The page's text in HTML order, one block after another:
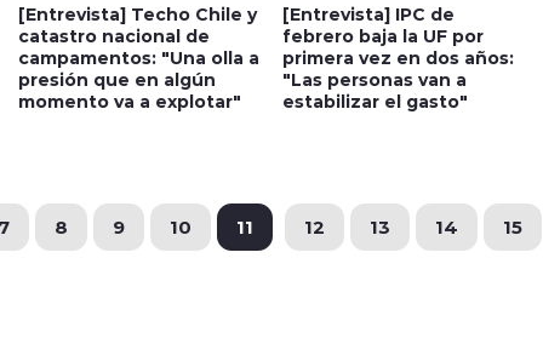
[Entrevista] Techo Chile y
catastro nacional de
campamentos: "Una olla a
presión que en algún
momento va a explotar"
[Entrevista] IPC de
febrero baja la UF por
primera vez en dos años:
"Las personas van a
estabilizar el gasto"
8 9 10 11 12 13 14 15